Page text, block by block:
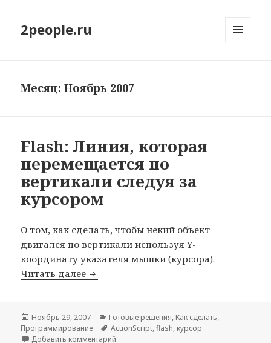
2people.ru
Месяц: Ноябрь 2007
Flash: Линия, которая
перемещается по
вертикали следуя за
курсором
О том, как сделать, чтобы некий объект
двигался по вертикали используя Y-
координату указателя мышки (курсора).
Читать далее Flash: Линия, которая перемещается
Опубликовано
Ноябрь 29, 2007 Рубрики
Готовые решения, Как сделать,
Программирование
Метки
ActionScript,flash, курсор
Добавить комментарий